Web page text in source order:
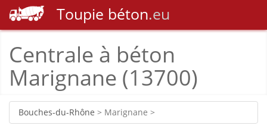
Toupie béton.eu
Centrale à béton
Marignane (13700)
Bouches-du-Rhône > Marignane >